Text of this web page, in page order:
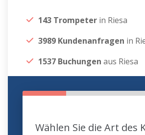
143 Trompeter in Riesa
3989 Kundenanfragen in
1537 Buchungen aus Riesa
Wählen Sie die Art des